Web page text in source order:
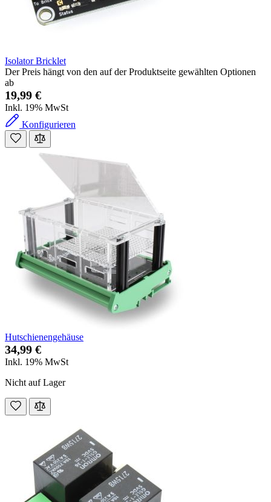
Isolator Bricklet
Der Preis hängt von den auf der Produktseite gewählten Optionen
ab
19,99 €
Inkl. 19% MwSt
Konfigurieren
Hutschienengehäuse
34,99 €
Inkl. 19% MwSt
Nicht auf Lager